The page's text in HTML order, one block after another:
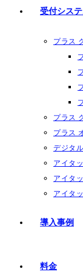
受付シス
プラス
プラス
プラス
デジタ
アイタ
アイタ
アイタ
導入事例
料金